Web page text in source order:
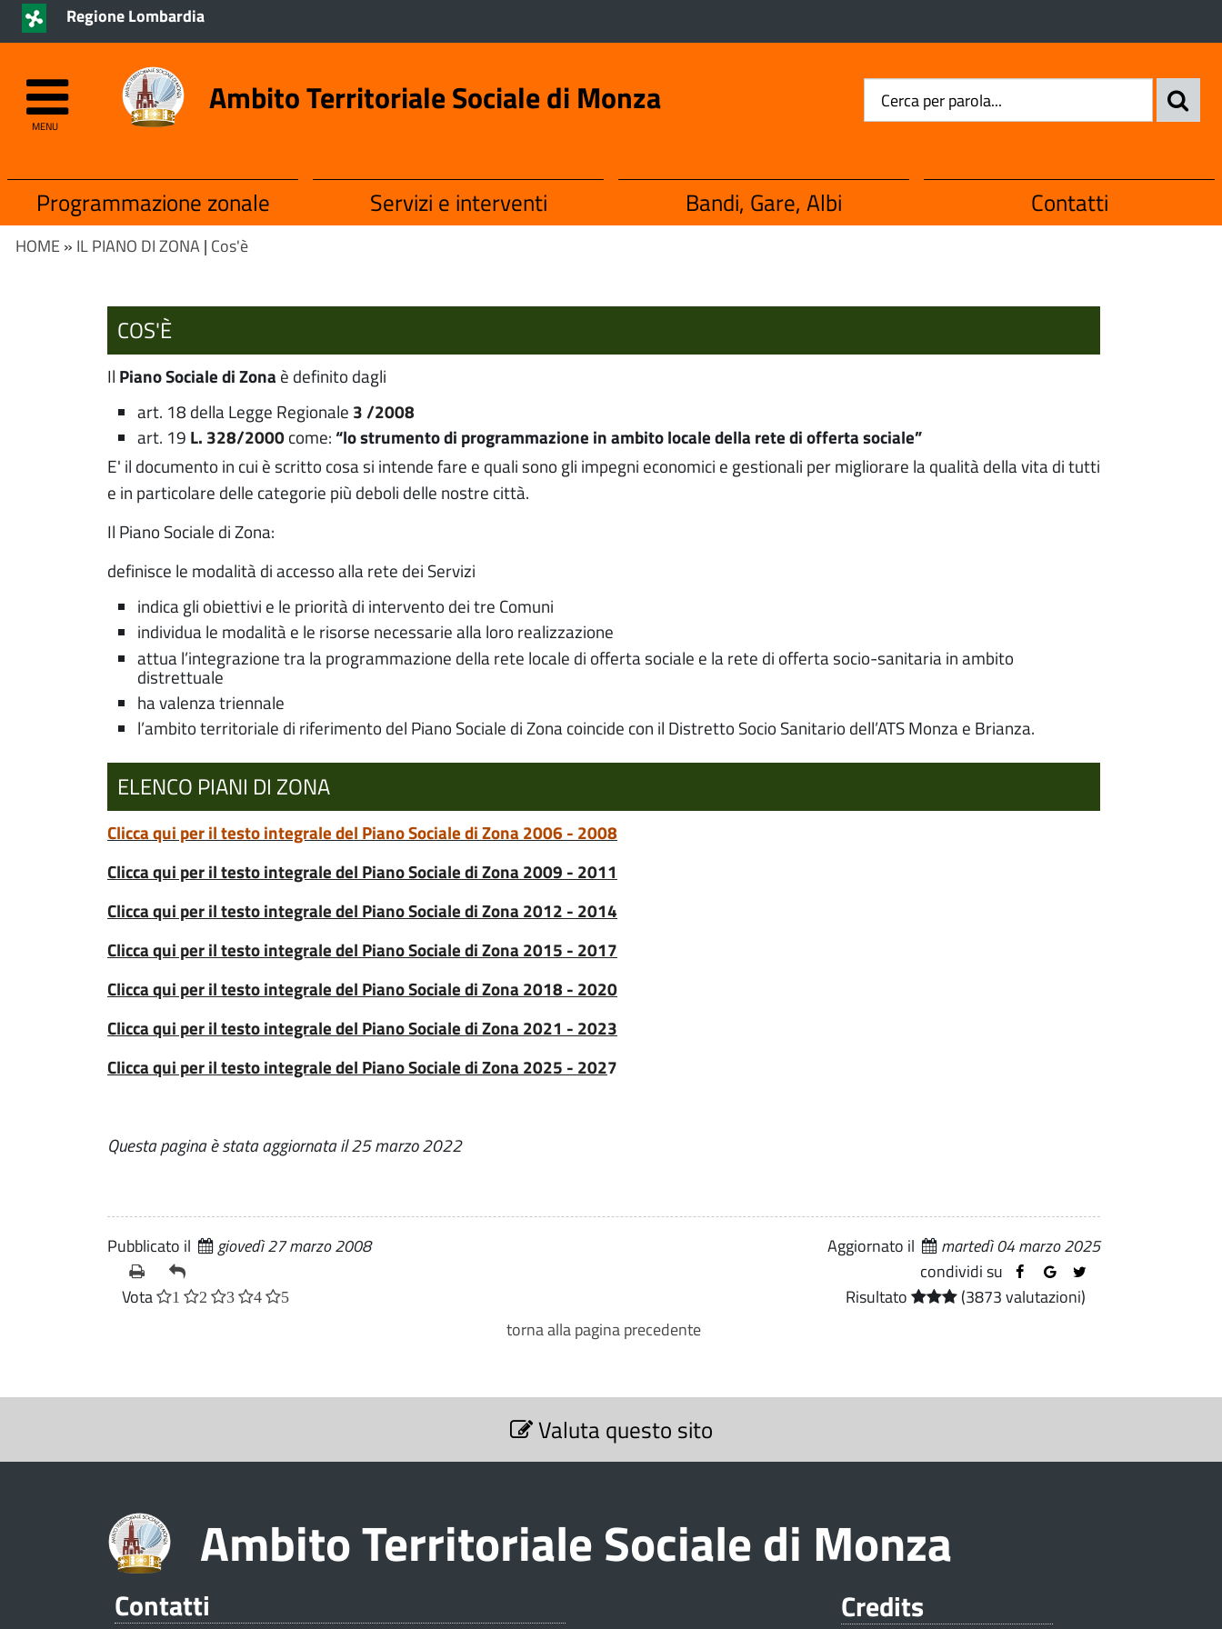
Regione Lombardia
MENU
Ambito Territoriale Sociale di Monza
Programmazione zonale Servizi e interventi Bandi, Gare, Albi Contatti
HOME » IL PIANO DI ZONA| Cos'è
COS'È
Il Piano Sociale di Zona è definito dagli
art. 18 della Legge Regionale 3 /2008
art. 19 L. 328/2000come:“lo strumento di programmazione in ambito locale della rete di offerta sociale”
E' il documento in cui è scritto cosa si intende fare e quali sono gli impegni economici e gestionali per migliorare la qualità della vita di tutti
e in particolare delle categorie più deboli delle nostre città.
Il Piano Sociale di Zona:
definisce le modalità di accesso alla rete dei Servizi
indica gli obiettivi e le priorità di intervento dei tre Comuni
individua le modalità e le risorse necessarie alla loro realizzazione
attua l’integrazione tra la programmazione della rete locale di offerta sociale e la rete di offerta socio-sanitaria in ambito
distrettuale
ha valenza triennale
l’ambito territoriale di riferimento del Piano Sociale di Zona coincide con il Distretto Socio Sanitario dell’ATS Monza e Brianza.
ELENCO PIANI DI ZONA
Clicca qui per il testo integrale del Piano Sociale di Zona 2006 - 2008
Clicca qui per il testo integrale del Piano Sociale di Zona 2009 - 2011
Clicca qui per il testo integrale del Piano Sociale di Zona 2012 - 2014
Clicca qui per il testo integrale del Piano Sociale di Zona 2015 - 2017
Clicca qui per il testo integrale del Piano Sociale di Zona 2018 - 2020
Clicca qui per il testo integrale del Piano Sociale di Zona 2021 - 2023
Clicca qui per il testo integrale del Piano Sociale di Zona 2025 - 2027
Questa pagina è stata aggiornata il 25 marzo 2022
Pubblicato il giovedì 27 marzo 2008 Aggiornato il
martedì 04 marzo 2025
condividi su
Vota
1 2 3 4 5 Risultato
(3873 valutazioni)
torna alla pagina precedente
z
Valuta questo sito
Ambito Territoriale Sociale di Monza
Contatti Credits